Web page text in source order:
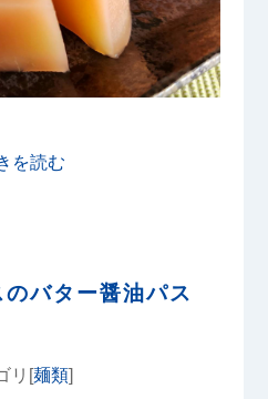
を読む
のバター醤油パス
リ[麺類]